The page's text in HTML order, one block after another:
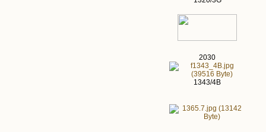
2030
1343/4B